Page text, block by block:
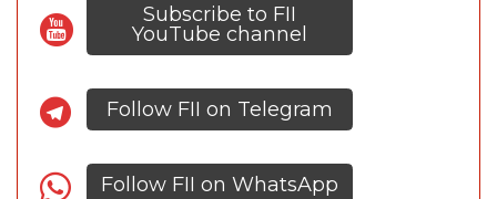
Subscribe to FII
YouTube channel
Follow FII on Telegram
Follow FII on WhatsApp